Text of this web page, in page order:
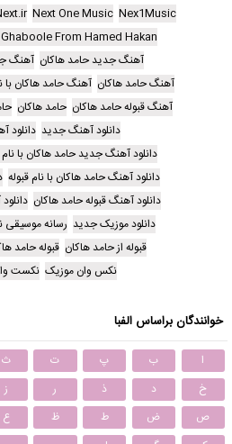
Nex1Music
Next One Music
From Hamed Hakan
آهنگ جدید حامد هاکان آهنگ
آهنگ حامد هاکان آهنگ حامد هاکان با
آهنگ قبوله حامد هاکان حامد هاکان
دانلود آهنگ جدید دانلود
دانلود آهنگ جدید حامد هاکان با نام
دانلود آهنگ حامد هاکان با نام قبوله
دانلود آهنگ قبوله حامد هاکان
دانلود موزیک جدید رسانه
قبوله از حامد هاکان قبوله حامد
نکس وان موزیک نکست
خوانندگان براساس الفبا
ا ب پ ت ث
خ
د ذ ر ز
ص
ض ط ظ ع